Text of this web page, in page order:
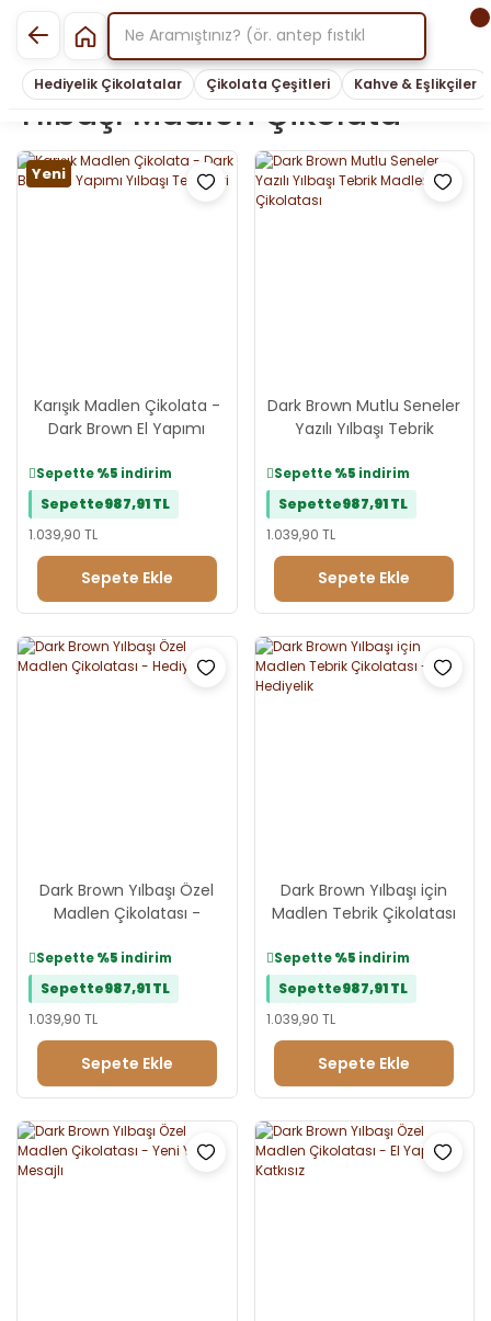
Hediyelik Çikolatalar Çikolata Çeşitleri Kahve & Eşlikçiler
Yılbaşı Madlen Çikolata
Yeni
Karışık Madlen Çikolata -
Dark Brown El Yapımı
Sepette%5 indirim
Sepette987,91 TL
1.039,90 TL
Sepete Ekle
Dark Brown Mutlu Seneler
Yazılı Yılbaşı Tebrik
Sepette%5 indirim
Sepette987,91 TL
1.039,90 TL
Sepete Ekle
Dark Brown Yılbaşı Özel
Madlen Çikolatası -
Sepette%5 indirim
Sepette987,91 TL
1.039,90 TL
Sepete Ekle
Dark Brown Yılbaşı için
Madlen Tebrik Çikolatası
Sepette%5 indirim
Sepette987,91 TL
1.039,90 TL
Sepete Ekle